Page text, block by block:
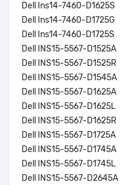
Dell Ins14-7460-D1625S
Dell Ins14-7460-D1725G
Dell Ins14-7460-D1725S
Dell INS15-5567-D1525A
Dell INS15-5567-D1525R
Dell INS15-5567-D1545A
Dell INS15-5567-D1625A
Dell INS15-5567-D1625L
Dell INS15-5567-D1625R
Dell INS15-5567-D1725A
Dell INS15-5567-D1745A
Dell INS15-5567-D1745L
Dell INS15-5567-D2645A